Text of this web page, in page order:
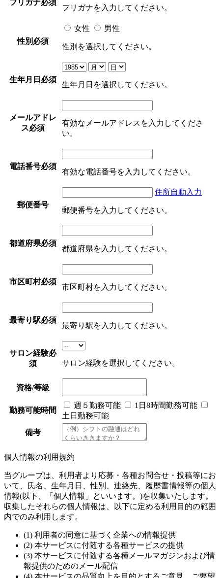
フリガナ必須
フリガナを入力してください。
性別 必須
女性 男性
性別を選択してください。
生年月日 必須
生年月日を選択してください。
メールアドレ
ス必須
有効なメールアドレスを入力してくださ
い。
電話番号必須
有効な電話番号を入力してください。
郵便番号
住所自動入力
郵便番号を入力してください。
都道府県必須
都道府県を入力してください。
市区町村必須
市区町村を入力してください。
最寄り駅必須
最寄り駅を入力してください。
サロン経験必
須
サロン経験を選択してください。
資格/等級
勤務可能時間
週５勤務可能
1日8時間勤務可能
土日勤務可能
備考
個人情報の利用規約
当グループは、利用者より応募・各種お問合せ・投稿等にお
いて、氏名、生年月日、性別、連絡先、履歴書情報等の個人
情報(以下、「個人情報」といいます。)を収集いたします。
収集したそれらの個人情報は、以下に定める利用目的の範囲
内でのみ利用します。
(1) 利用者の同意に基づく企業への情報提供
(2) 本サービスに付随する各種サービスの提供
(3) 本サービスに付随する各種メールマガジンおよび情
報提供のためのメール配信
(4) 本サービスの品質向上を目的とするご意見、ご要望